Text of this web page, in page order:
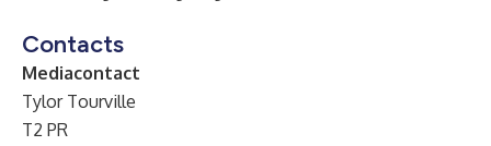
Contacts
Mediacontact
Tylor Tourville
T2 PR